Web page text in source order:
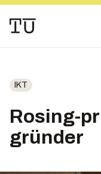
IKT
Rosing-
gründer